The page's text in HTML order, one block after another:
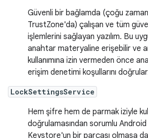
Güvenli bir bağlamda (çoğu
TrustZone'da) çalışan ve tüm
işlemlerini sağlayan yazılım. Bu
anahtar materyaline erişebilir ve
kullanımına izin vermeden önce
erişim denetimi koşullarını
LockSettingsService
Hem şifre hem de parmak iziyle
doğrulamasından sorumlu
Keystore'un bir parçası olmasa